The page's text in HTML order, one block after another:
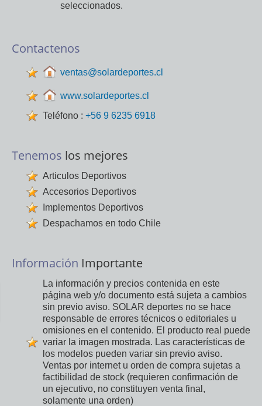
seleccionados.
Contactenos
ventas@solardeportes.cl
www.solardeportes.cl
Teléfono : +56 9 6235 6918
Tenemos los mejores
Articulos Deportivos
Accesorios Deportivos
Implementos Deportivos
Despachamos en todo Chile
Información Importante
La información y precios contenida en este
página web y/o documento está sujeta a cambios
sin previo aviso. SOLAR deportes no se hace
responsable de errores técnicos o editoriales u
omisiones en el contenido. El producto real puede
variar la imagen mostrada. Las características de
los modelos pueden variar sin previo aviso.
Ventas por internet u orden de compra sujetas a
factibilidad de stock (requieren confirmación de
un ejecutivo, no constituyen venta final,
solamente una orden)